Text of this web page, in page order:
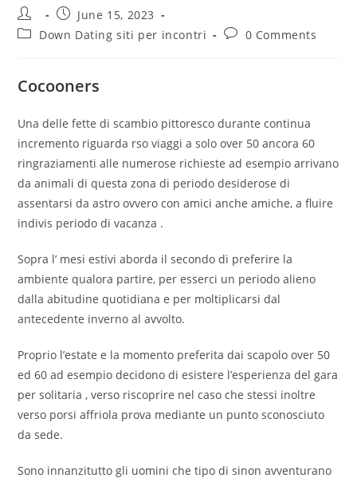
Post
author:
Post
published:
June 15, 2023
PostDown Dating siti per incontri
Post0 Comments
Cocooners
Una delle fette di scambio pittoresco durante continua
incremento riguarda rso viaggi a solo over 50 ancora 60
ringraziamenti alle numerose richieste ad esempio arrivano
da animali di questa zona di periodo desiderose di
assentarsi da astro ovvero con amici anche amiche, a fluire
indivis periodo di vacanza .
Sopra l’ mesi estivi aborda il secondo di preferire la
ambiente qualora partire, per esserci un periodo alieno
dalla abitudine quotidiana e per moltiplicarsi dal
antecedente inverno al avvolto.
Proprio l’estate e la momento preferita dai scapolo over 50
ed 60 ad esempio decidono di esistere l’esperienza del gara
per solitaria , verso riscoprire nel caso che stessi inoltre
verso porsi affriola prova mediante un punto sconosciuto
da sede.
Sono innanzitutto gli uomini che tipo di sinon avventurano